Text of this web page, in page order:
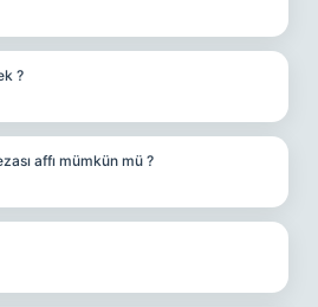
?
affı mümkün mü ?